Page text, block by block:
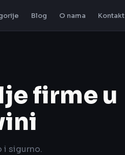
Blog O nama Kontakt
firme u
i sigurno.